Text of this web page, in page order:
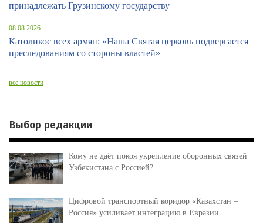
принадлежать Грузинскому государству
08.08.2026
Католикос всех армян: «Наша Святая церковь подвергается
преследованиям со стороны властей»
все новости
Выбор редакции
Кому не даёт покоя укрепление оборонных связей
Узбекистана с Россией?
Цифровой транспортный коридор «Казахстан –
Россия» усиливает интеграцию в Евразии